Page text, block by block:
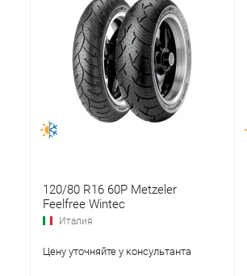
120/80 R16 60P Metzeler
Feelfree Wintec
Италия
Цену уточняйте у консультанта